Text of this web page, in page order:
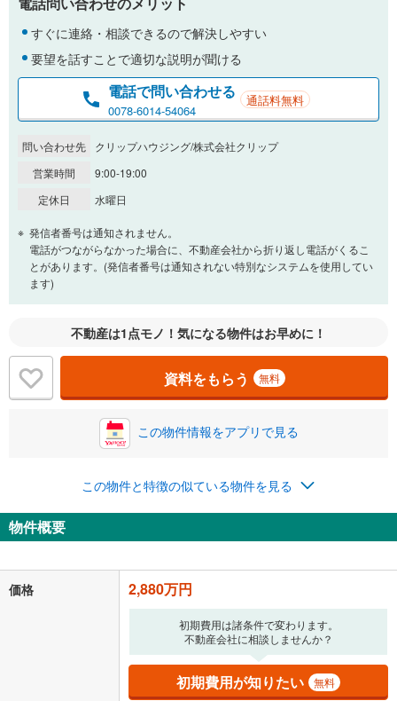
金利
0.01%
一般的には最長35年まで借り入れ可能です。多くの金融機関
閉じる
頭金
0万円 2,880万円
自己資金から住宅購入にかけられる金額を入力してくださ
閉じる
ボーナス
万円
0円
ナス時の増額分（1回分）を入力してください。
閉じる
月々の返済額
「金利」については、ご利用を予定されている金融機関等にご確認の
上、ご自身での入力をお願いいたします。初期設定で自動入力されてい
る値は、実際の金融機関等における貸出金利とは何ら関係がなく、実際
の金融機関等における貸出金利を何ら保証するものではありません。返
済方法「元利均等返済」にて算出しております。入力された金利を35年
適用した場合の計算結果を表示しています。
その他月額費用や、初期費用がかかります。ご注意ください。実際にお
借り入れの際は各金融機関等に、必ずご自身でご確認をお願いいたしま
すぐに連絡・相談できるので解決しやすい
要望を話すことで適切な説明が聞ける
電話で問い合わせる
0078-6014-54064
通話料無料
問い合わせ先
クリップハウジング/株式会社クリップ
営業時間
9:00-19:00
定休日
水曜日
発信者番号は通知されません。
電話がつながらなかった場合に、不動産会社から折り返し電話がくるこ
とがあります。(発信者番号は通知されない特別なシステムを使用してい
ます)
不動産は1点モノ！気になる物件はお早めに！
資料をもらう 無料
この物件情報をアプリで見る
この物件と特徴の似ている物件を見る
物件概要
価格 2,880万円
初期費用は諸条件で変わります。
不動産会社に相談しませんか？
初期費用が知りたい 無料